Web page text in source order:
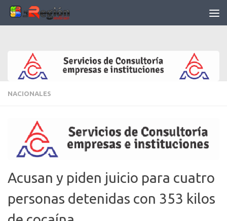
Saltar al contenido
NACIONALES
Acusan y piden juicio para cuatro
personas detenidas con 353 kilos